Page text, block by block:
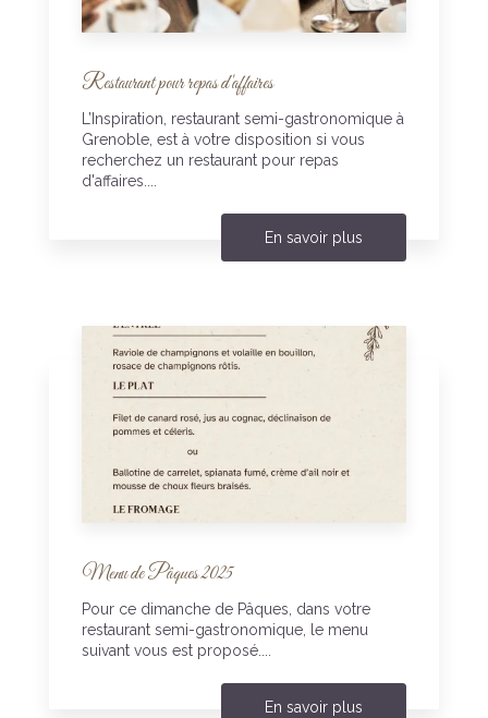
Restaurant pour repas d'affaires
L’Inspiration, restaurant semi-gastronomique à
Grenoble, est à votre disposition si vous
recherchez un restaurant pour repas
d'affaires....
En savoir plus
Menu de Pâques 2025
Pour ce dimanche de Pâques, dans votre
restaurant semi-gastronomique, le menu
suivant vous est proposé....
En savoir plus